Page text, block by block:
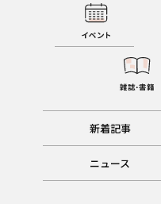
新着記事
ニュース